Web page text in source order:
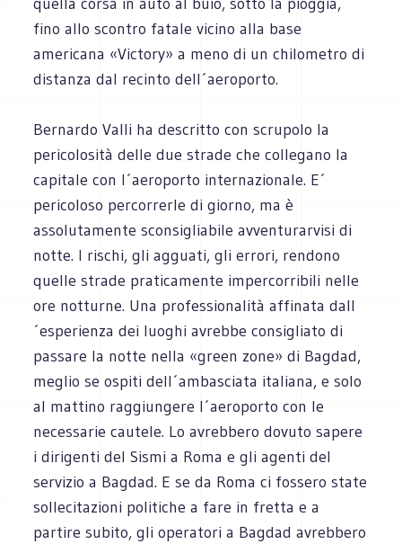
fino allo scontro fatale vicino alla base
americana «Victory» a meno di un chilometro di
distanza dal recinto dell´aeroporto.
Bernardo Valli ha descritto con scrupolo la
pericolosità delle due strade che collegano la
capitale con l´aeroporto internazionale. E´
pericoloso percorrerle di giorno, ma è
assolutamente sconsigliabile avventurarvisi di
notte. I rischi, gli agguati, gli errori, rendono
quelle strade praticamente impercorribili nelle
ore notturne. Una professionalità affinata dall
´esperienza dei luoghi avrebbe consigliato di
passare la notte nella «green zone» di Bagdad,
meglio se ospiti dell´ambasciata italiana, e solo
al mattino raggiungere l´aeroporto con le
necessarie cautele. Lo avrebbero dovuto sapere
i dirigenti del Sismi a Roma e gli agenti del
servizio a Bagdad. E se da Roma ci fossero state
sollecitazioni politiche a fare in fretta e a
partire subito, gli operatori a Bagdad avrebbero